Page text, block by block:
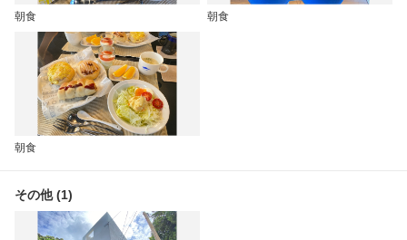
朝食 朝食
朝食
その他 (1)